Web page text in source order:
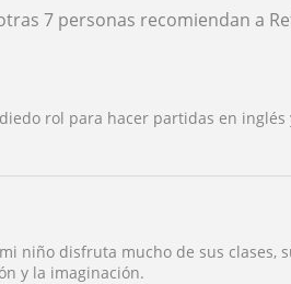
7 personas recomiendan a
rol para hacer partidas en
niño disfruta mucho de sus clases,
y la imaginación.